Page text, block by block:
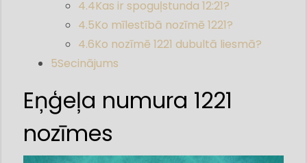
4.4Kas ir spoguļstunda 12:21?
4.5Ko mīlestībā nozīmē 1221?
4.6Ko nozīmē 1221 dubultā liesmā?
5Secinājums
Eņģeļa numura 1221
nozīmes